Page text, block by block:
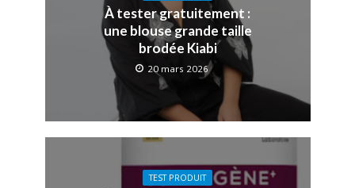
À tester gratuitement :
une blouse grande taille
brodée Kiabi
20 mars 2026
TEST PRODUIT